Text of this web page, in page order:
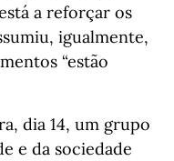
a reforçar os
igualmente,
“estão
dia 14, um grupo
e da sociedade